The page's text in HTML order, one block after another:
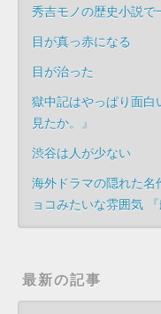
秀吉モノの歴史小説
目が真っ赤になる
目が治った
獄中記はやっぱり面
見たか。』
渋谷は人が少ない
海外ドラマの隠れた
ョコみたいな雰囲気 『
最新の記事